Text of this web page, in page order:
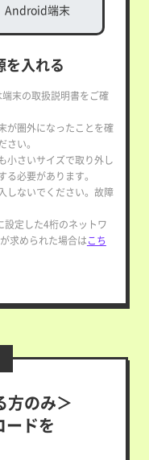
Android端末
入れる
末の取扱説明書をご確
が圏外になったことを確
い。
小さいサイズで取り外し
必要があります。
しないでください。故障
定した4桁のネットワ
求められた場合はこち
方のみ＞
ードを